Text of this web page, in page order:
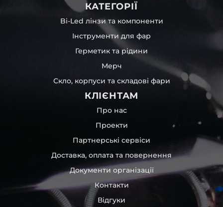
Фотографії скла і корпусів, розміщені на сайті –
автентичні та унікальні. Зроблені за допомогою
професійного обладнання у нашому офісі та оптовому
складі в Києві. З метою захисту від недозволеного
копіювання – на всіх фотографіях розміщений водяний
знак із нашим логотипом – для швидкої ідентифікації.
Без письмового дозволу заборонено використовувати
будь-які фотографії з нашого веб-сайту.
Можна придбати окремо як одне скло чи корпус,
так і пару чи комплект. Кожну одиницю товару наші
співробітники на складі ретельно перевіряють та
дбайливо запаковують спочатку у декілька шарів
захисної стрейч-плівки, потім у додаткову плівку з
повітрям – і все це повноцінно захищає скло фари під
час перевезення та цілком прибирає вірогідність
пошкодження товару внаслідок механічних впливів під
час транспортування поштою.
Детальніше про доставку…
Комплектація товару виробника та зовнішній вигляд
товару можуть відрізнятися від фотографій,
КАТЕГОРІЇ
Bi-Led лінзи та компоненти
Інструменти для фар
Герметик та рідини
Мерч
Скло, корпуси та складові фари
КЛІЄНТАМ
Про нас
Проекти
Партнерські сервіси
Доставка, оплата та повернення
Документи організації
Контакти
Відгуки